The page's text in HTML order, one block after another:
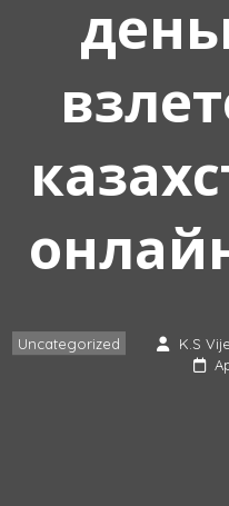
Uncategorized K.S